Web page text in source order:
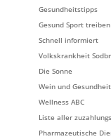
Gesundheitstipps
Gesund Sport treiben
Schnell informiert
Volkskrankheit
Die Sonne
Wein und Gesundheit
Wellness ABC
Liste aller
Pharmazeutische